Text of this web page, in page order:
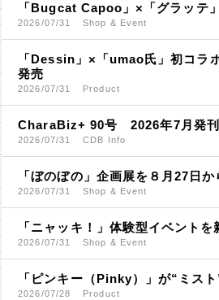
「Bugcat Capoo」×「グラッテ
2026/07/31 Shop & Event
「Dessin」×「umao氏」初コラ
発売
2026/07/31 Product
CharaBiz+ 90号 2026年7月発刊
2026/07/31 CDB Info
「ぼのぼの」企画展を８月27日
2026/07/31 Shop & Event
「ニャッキ！」体験型イベント
2026/07/31 Shop & Event
「ピンキー（Pinky）」が“ミス
2026/07/28 Product